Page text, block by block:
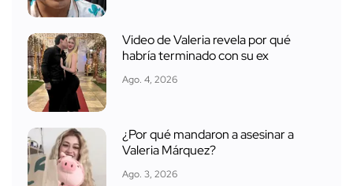
Video de Valeria revela por qué
habría terminado con su ex
Ago. 4, 2026
¿Por qué mandaron a asesinar a
Valeria Márquez?
Ago. 3, 2026